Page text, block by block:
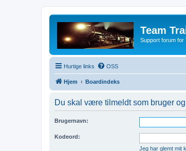
Team
Support forum for
Hurtige links OSS
Hjem Boardindeks
Du skal være tilmeldt som bruger
Brugernavn:
Kodeord:
Jeg har glemt mit